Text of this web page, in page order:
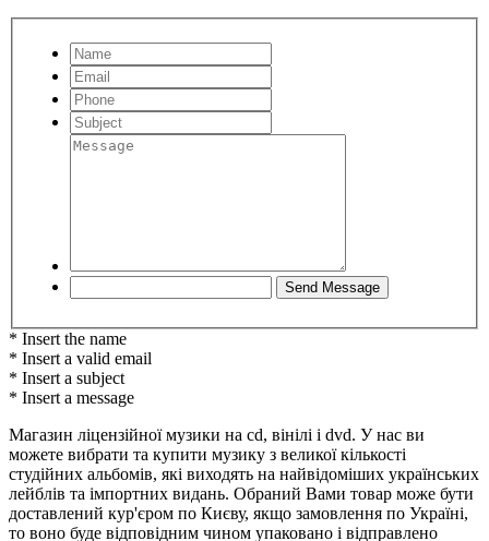
* Insert the name
* Insert a valid email
* Insert a subject
* Insert a message
Магазин ліцензійної музики на cd, вінілі і dvd. У нас ви
можете вибрати та купити музику з великої кількості
студійних альбомів, які виходять на найвідоміших українських
лейблів та імпортних видань. Обраний Вами товар може бути
доставлений кур'єром по Києву, якщо замовлення по Україні,
то воно буде відповідним чином упаковано і відправлено